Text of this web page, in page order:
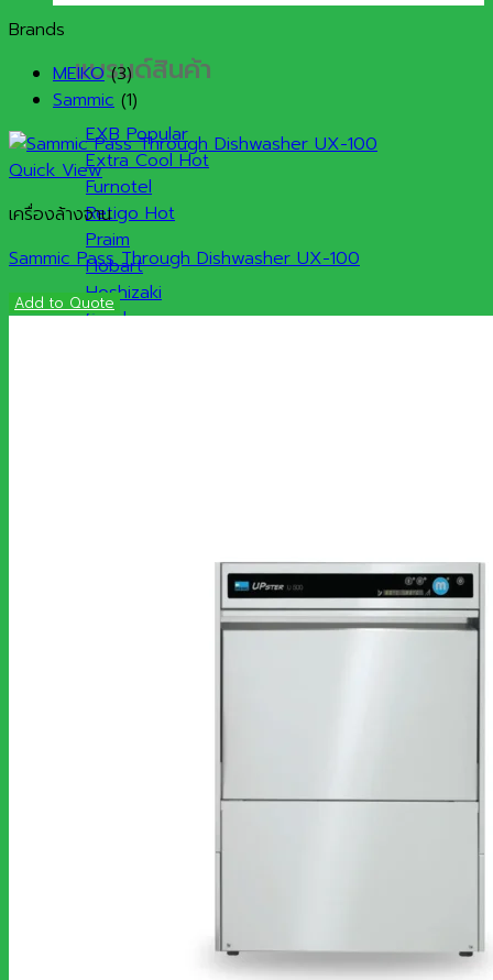
แบรนด์สินค้า
EXB
Extra Cool
Furnotel
Retigo
Praim
Hobart
Hoshizaki
Sanden
KITCHEN FIRE SUPPRESSION
RENTAL KITCHEN EQUIPMENT
Brands
MEIKO (3)
Sammic (1)
Quick View
เครื่องล้างจาน
Sammic Pass Through Dishwasher UX-100
Add to Quote